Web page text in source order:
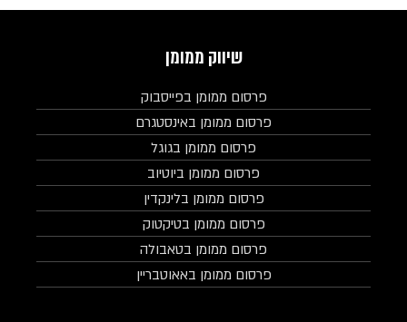
שיווק ממומן
פרסום ממומן בפייסבוק
פרסום ממומן באינסטגרם
פרסום ממומן בגוגל
פרסום ממומן ביוטיוב
פרסום ממומן בלינקדין
פרסום ממומן בטיקטוק
פרסום ממומן בטאבולה
פרסום ממומן באאוטבריין